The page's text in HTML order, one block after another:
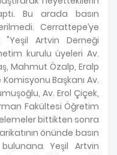
Bu arada basın
Cerrattepe’ye
Artvin Derneği
kurulu üyeleri Av.
Mahmut Özalp, Eralp
Başkanı Av.
Av. Erol Çiçek,
Fakültesi Öğretim
bittikten sonra
önünde basın
Yeşil Artvin